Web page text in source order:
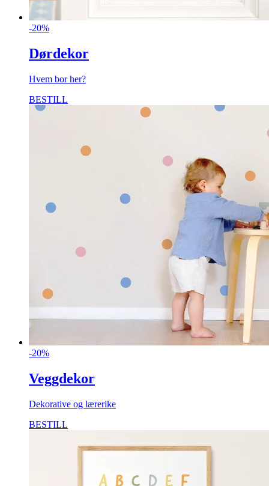
-20%
Dørdekor
Hvem bor her?
BESTILL
-20%
Veggdekor
Dekorative og lærerike
BESTILL